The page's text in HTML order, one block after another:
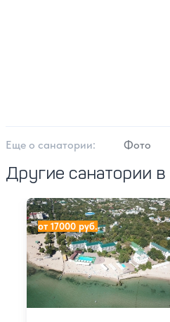
Еще о cанатории: Фото
Другие санатории
Санаторий Золотой берег
от 17000 руб.